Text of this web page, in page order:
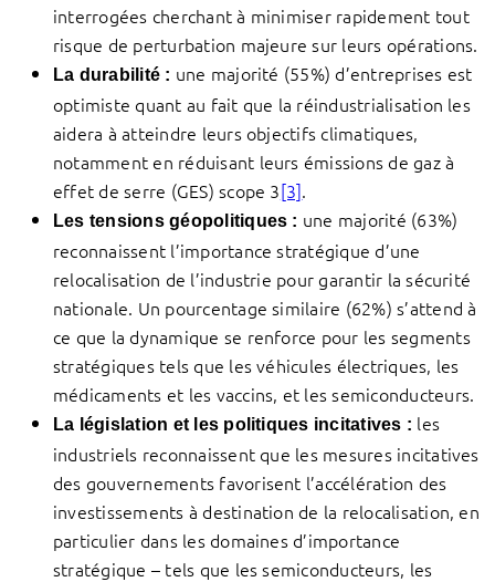
interrogées cherchant à minimiser rapidement tout
risque de perturbation majeure sur leurs opérations.
La durabilité : une majorité (55%) d’entreprises est
optimiste quant au fait que la réindustrialisation les
aidera à atteindre leurs objectifs climatiques,
notamment en réduisant leurs émissions de gaz à
effet de serre (GES) scope 3[3].
Les tensions géopolitiques : une majorité (63%)
reconnaissent l’importance stratégique d’une
relocalisation de l’industrie pour garantir la sécurité
nationale. Un pourcentage similaire (62%) s’attend à
ce que la dynamique se renforce pour les segments
stratégiques tels que les véhicules électriques, les
médicaments et les vaccins, et les semiconducteurs.
La législation et les politiques incitatives : les
industriels reconnaissent que les mesures incitatives
des gouvernements favorisent l’accélération des
investissements à destination de la relocalisation, en
particulier dans les domaines d’importance
stratégique – tels que les semiconducteurs, les